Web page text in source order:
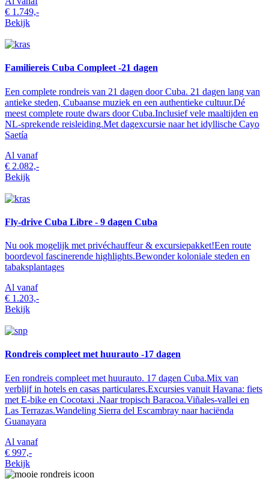
€ 1.749,-
Bekijk
Familiereis Cuba Compleet -21 dagen
Een complete rondreis van 21 dagen door Cuba. 21 dagen lang van
antieke steden, Cubaanse muziek en een authentieke cultuur.Dé
meest complete route dwars door Cuba.Inclusief vele maaltijden en
NL-sprekende reisleiding.Met dagexcursie naar het idyllische Cayo
Saetía
Al vanaf
€ 2.082,-
Bekijk
Fly-drive Cuba Libre - 9 dagen Cuba
Nu ook mogelijk met privéchauffeur & excursiepakket!Een route
boordevol fascinerende highlights.Bewonder koloniale steden en
tabaksplantages
Al vanaf
€ 1.203,-
Bekijk
Rondreis compleet met huurauto -17 dagen
Een rondreis compleet met huurauto. 17 dagen Cuba.Mix van
verblijf in hotels en casas particulares.Excursies vanuit Havana: fiets
met E-bike en Cocotaxi .Naar tropisch Baracoa.Viñales-vallei en
Las Terrazas.Wandeling Sierra del Escambray naar haciënda
Guanayara
Al vanaf
€ 997,-
Bekijk